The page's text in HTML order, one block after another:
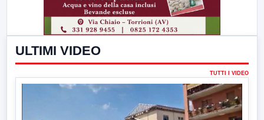
ULTIMI VIDEO
TUTTI I VIDEO